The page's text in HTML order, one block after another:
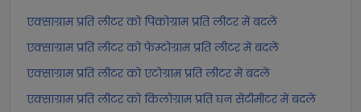
एक्साग्राम प्रति लीटर को पिकोग्राम प्रति लीटर में बदलें
एक्साग्राम प्रति लीटर को फेम्टोग्राम प्रति लीटर में बदलें
एक्साग्राम प्रति लीटर को एटोग्राम प्रति लीटर में बदलें
एक्साग्राम प्रति लीटर को किलोग्राम प्रति घन सेंटीमीटर में बदलें